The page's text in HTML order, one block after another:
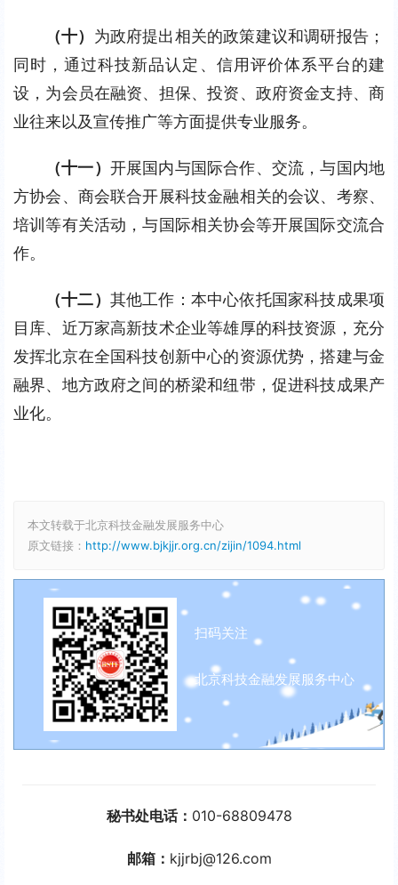
（十） 为政府提出相关的政策建议和调研报告；
同时，通过科技新品认定、信用评价体系平台的建
设，为会员在融资、担保、投资、政府资金支持、商
业往来以及宣传推广等方面提供专业服务。
（十一） 开展国内与国际合作、交流，与国内地
方协会、商会联合开展科技金融相关的会议、考察、
培训等有关活动，与国际相关协会等开展国际交流合
作。
（十二） 其他工作：本中心依托国家科技成果项
目库、近万家高新技术企业等雄厚的科技资源，充分
发挥北京在全国科技创新中心的资源优势，搭建与金
融界、地方政府之间的桥梁和纽带，促进科技成果产
业化。
本文转载于北京科技金融发展服务中心
原文链接： http://www.bjkjjr.org.cn/zijin/1094.html
扫码关注
北京科技金融发展服务中心
秘书处电话： 010-68809478
邮箱： kjjrbj@126.com